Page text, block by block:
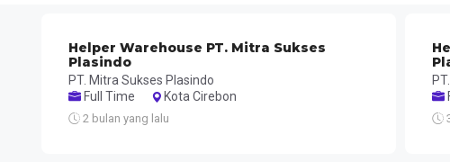
Helper Warehouse PT. Mitra Sukses
Plasindo
PT. Mitra Sukses Plasindo
Full Time
Kota Cirebon
2 bulan yang lalu